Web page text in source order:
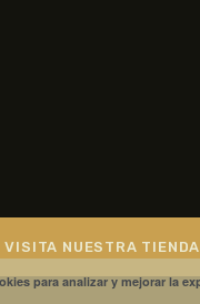
VISITA NUESTRA TIENDA
para analizar y mejorar la